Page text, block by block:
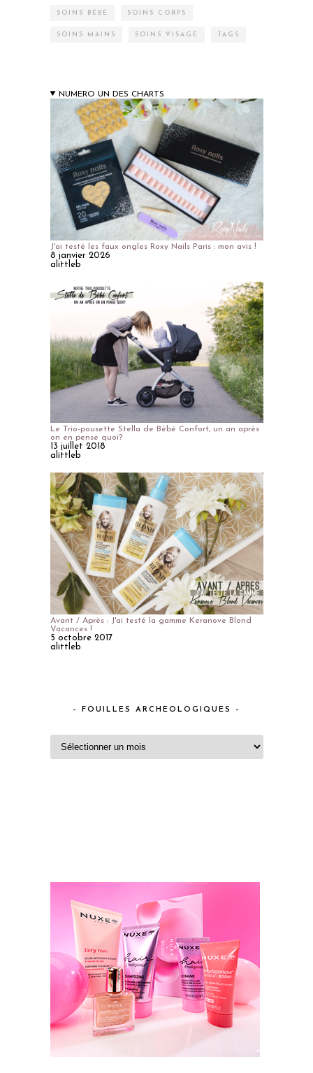
SOINS BÉBÉ SOINS CORPS
SOINS MAINS SOINS VISAGE TAGS
NUMERO UN DES CHARTS
J'ai testé les faux ongles Roxy Nails Paris : mon avis !
8 janvier 2026
alittleb
Le Trio-pousette Stella de Bébé Confort, un an après
on en pense quoi?
13 juillet 2018
alittleb
Avant / Après : J'ai testé la gamme Keranove Blond
Vacances !
5 octobre 2017
alittleb
– FOUILLES ARCHEOLOGIQUES –